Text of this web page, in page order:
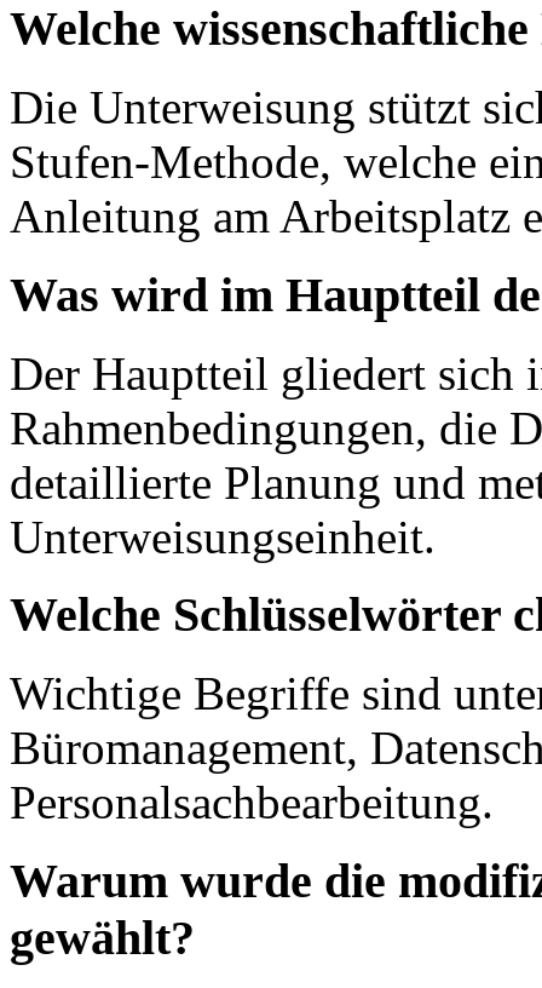
Welche
Die Unterweisung stützt
Stufen-Methode, welche
Anleitung am Arbeitsplatz
Was wird im Hauptteil
Der Hauptteil gliedert sich
Rahmenbedingungen, die
detaillierte Planung und
Unterweisungseinheit.
Welche Schlüsselwörter
Wichtige Begriffe sind
Büromanagement,
Personalsachbearbeitung.
Warum wurde die
gewählt?